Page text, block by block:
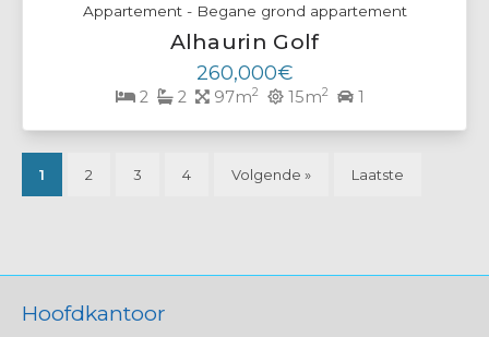
Appartement - Begane grond appartement
Alhaurin Golf
260,000€
2 2 97m2 15m2 1
1 2 3 4 Volgende » Laatste
Hoofdkantoor